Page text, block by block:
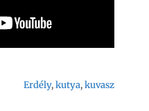
Erdély, kutya, kuvasz